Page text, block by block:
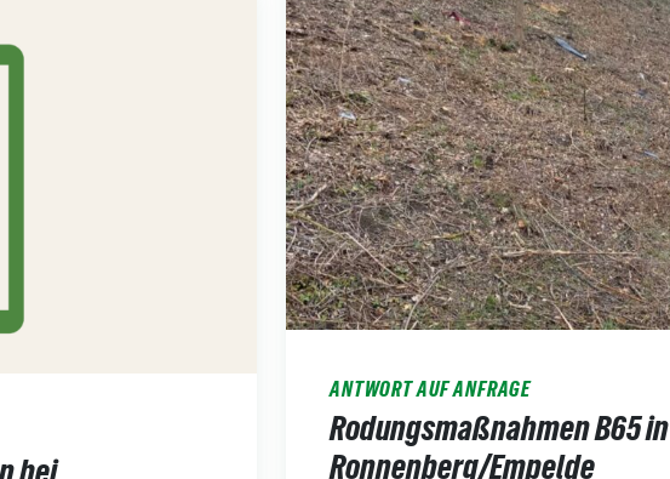
ANTWORT AUF ANFRAGE
Rodungsmaßnahmen B65 in
Ronnenberg/Empelde
bei